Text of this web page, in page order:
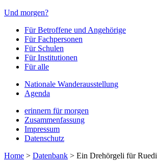
Und morgen?
Für Betroffene und Angehörige
Für Fachpersonen
Für Schulen
Für Institutionen
Für alle
Nationale Wanderausstellung
Agenda
erinnern für morgen
Zusammenfassung
Impressum
Datenschutz
Home > Datenbank > Ein Drehörgeli für Ruedi